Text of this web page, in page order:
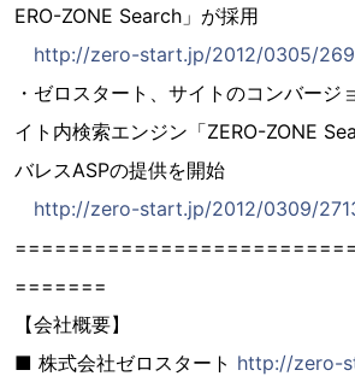
ERO-ZONE Search」が採用
http://zero-start.jp/2012/0305/
・ゼロスタート、サイトのコンバージ
イト内検索エンジン「ZERO-ZONE
バレスASPの提供を開始
http://zero-start.jp/2012/0309/
=======
【会社概要】
■ 株式会社ゼロスタート http://zero-